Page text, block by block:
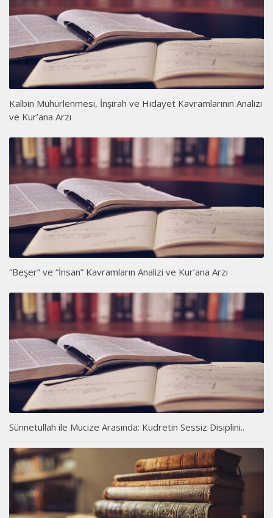
Kalbin Mühürlenmesi, İnşirah ve Hidayet Kavramlarının Analizi
ve Kur’ana Arzı
“Beşer” ve “İnsan” Kavramların Analizi ve Kur’ana Arzı
Sünnetullah ile Mucize Arasında: Kudretin Sessiz Disiplini..